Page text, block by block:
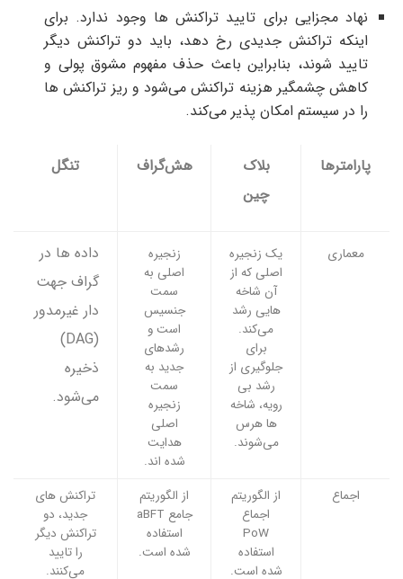
نهاد مجزایی برای تایید تراکنش ها وجود ندارد. برای
اینکه تراکنش جدیدی رخ دهد، باید دو تراکنش دیگر
تایید شوند، بنابراین باعث حذف مفهوم مشوق پولی و
کاهش چشمگیر هزینه تراکنش می‌شود و ریز تراکنش ها
را در سیستم امکان پذیر می‌کند.
پارامترها
بلاک
چین
هش‌گراف تنگل
معماری
یک زنجیره
اصلی که از
آن شاخه
هایی رشد
می‌کند.
برای
جلوگیری از
رشد بی
رویه، شاخه
ها هرس
می‌شوند.
زنجیره
اصلی به
سمت
جنسیس
است و
رشدهای
جدید به
سمت
زنجیره
اصلی
هدایت
شده اند.
داده ها در
گراف جهت
دار غیرمدور
(DAG)
ذخیره
می‌شود.
اجماع
از الگوریتم
اجماع
PoW
استفاده
شده است.
از الگوریتم
جامع aBFT
استفاده
شده است.
تراکنش های
جدید، دو
تراکنش دیگر
را تایید
می‌کنند.